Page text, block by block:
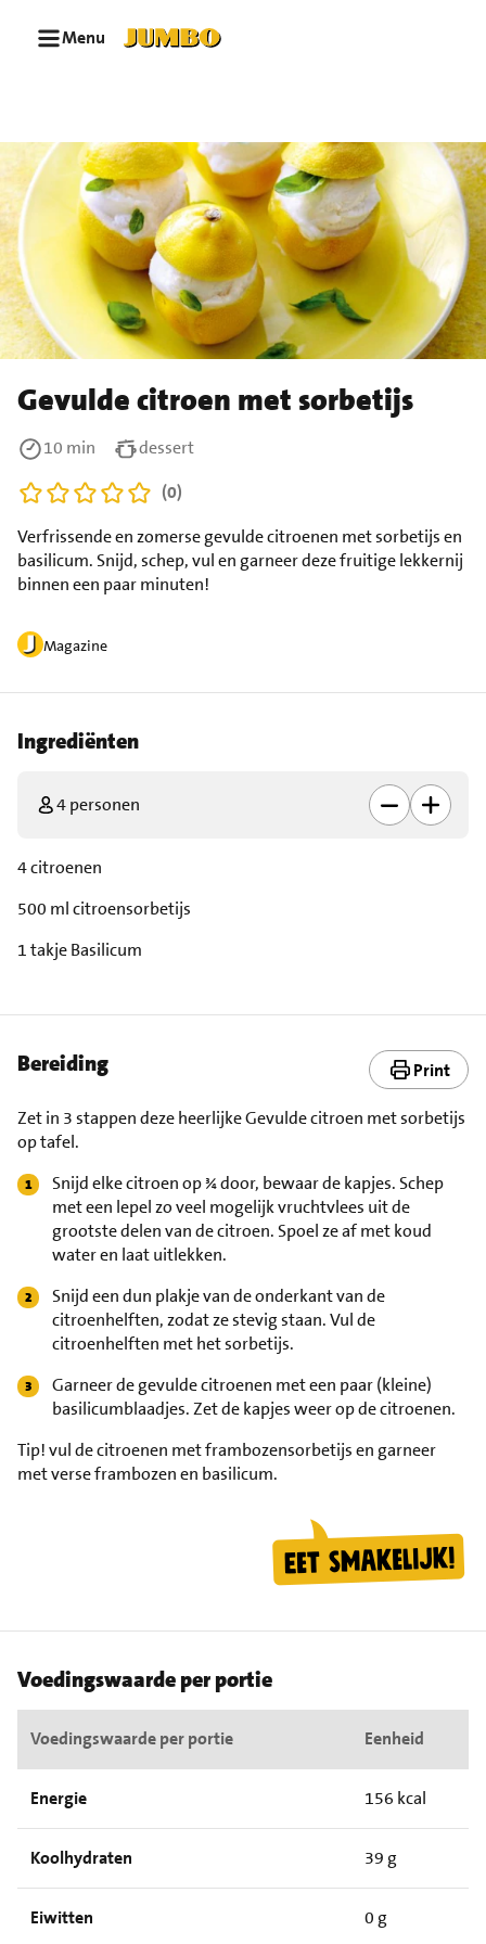
Menu
Gevulde citroen met sorbetijs
Magazine
Verfrissende en zomerse gevulde citroenen met sorbetijs en
basilicum. Snijd, schep, vul en garneer deze fruitige lekkernij
binnen een paar minuten!
10 min
dessert
(0)
Ingrediënten
4 personen
4 citroenen
500 ml citroensorbetijs
1 takje Basilicum
Bereiding Print
Zet in 3 stappen deze heerlijke Gevulde citroen met sorbetijs
op tafel.
Snijd elke citroen op ¾ door, bewaar de kapjes. Schep
met een lepel zo veel mogelijk vruchtvlees uit de
grootste delen van de citroen. Spoel ze af met koud
water en laat uitlekken.
Snijd een dun plakje van de onderkant van de
citroenhelften, zodat ze stevig staan. Vul de
citroenhelften met het sorbetijs.
Garneer de gevulde citroenen met een paar (kleine)
basilicumblaadjes. Zet de kapjes weer op de citroenen.
Tip!vul de citroenen met frambozensorbetijs en garneer
met verse frambozen en basilicum.
Voedingswaarde per portie
Voedingswaarde per portie Eenheid
Energie 156 kcal
Koolhydraten 39 g
Eiwitten 0 g